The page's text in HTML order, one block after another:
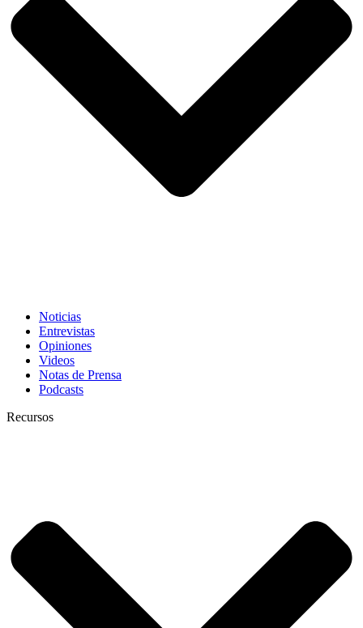
Noticias
Entrevistas
Opiniones
Videos
Notas de Prensa
Podcasts
Recursos